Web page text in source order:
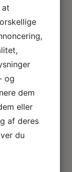
de helt
er meget
at
og
dem
eller
af deres
du